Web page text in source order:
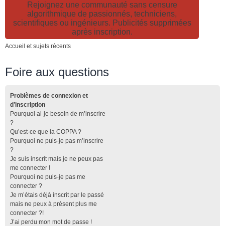
Rejoignez une communauté sans censure
algorithmique de passionnés, techniciens,
scientifiques ou ingénieurs. Publicités supprimées
après inscription.
Accueil et sujets récents
Foire aux questions
Problèmes de connexion et
d’inscription
Pourquoi ai-je besoin de m’inscrire
?
Qu’est-ce que la COPPA ?
Pourquoi ne puis-je pas m’inscrire
?
Je suis inscrit mais je ne peux pas
me connecter !
Pourquoi ne puis-je pas me
connecter ?
Je m’étais déjà inscrit par le passé
mais ne peux à présent plus me
connecter ?!
J’ai perdu mon mot de passe !